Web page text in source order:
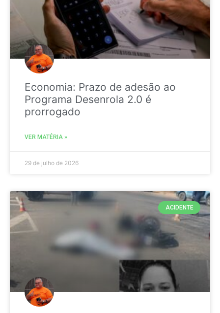
Economia: Prazo de adesão ao
Programa Desenrola 2.0 é
prorrogado
VER MATÉRIA »
29 de julho de 2026
ACIDENTE